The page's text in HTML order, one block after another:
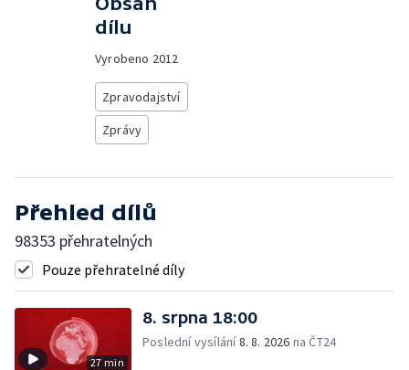
dílu
Vyrobeno 2012
Zpravodajství
Zprávy
Přehled dílů
98353 přehratelných
Pouze přehratelné díly
27 min
8. srpna 18:00
Poslední vysílání8. 8. 2026 na ČT24